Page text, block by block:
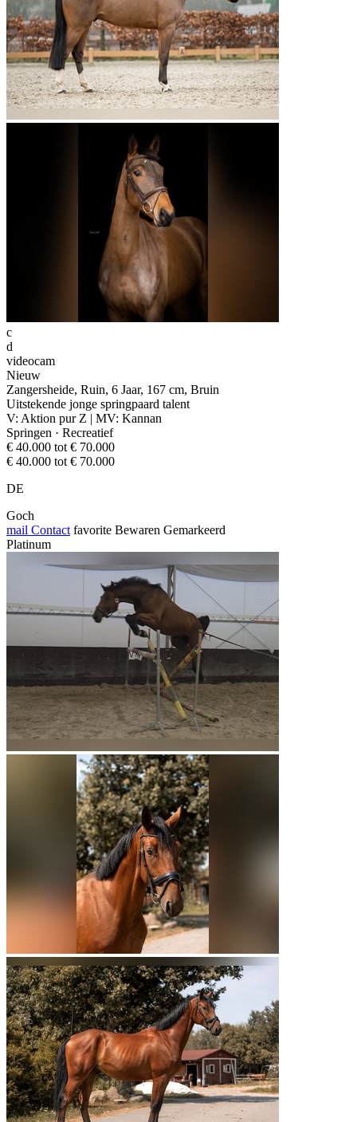
c
d
videocam
Nieuw
Zangersheide, Ruin, 6 Jaar, 167 cm, Bruin
Uitstekende jonge springpaard talent
V: Aktion pur Z | MV: Kannan
Springen · Recreatief
€ 40.000 tot € 70.000
€ 40.000 tot € 70.000
DE
Goch
mail Contact favorite Bewaren Gemarkeerd
Platinum